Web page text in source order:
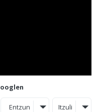
Entzun Itzuli